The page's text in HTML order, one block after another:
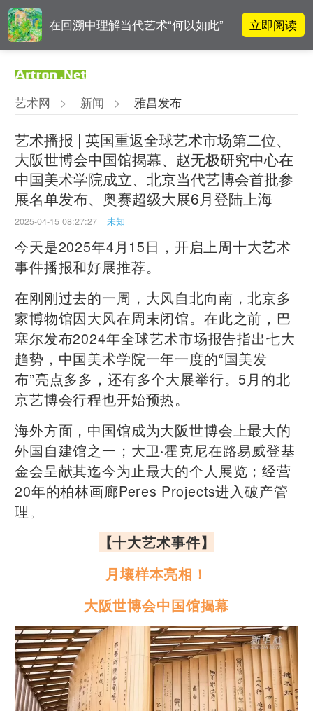
在回溯中理解当代艺术“何以如此” 立即阅读
为策展式艺术商业综合体？
李铁夫冯钢百领衔 作为群体的早期
粤籍留美艺术家
张瀚文：以物质媒介具象化精神世
界
立即阅读
艺术网 > 新闻 > 雅昌发布
艺术播报 | 英国重返全球艺术市场第二位、
大阪世博会中国馆揭幕、赵无极研究中心在
中国美术学院成立、北京当代艺博会首批参
展名单发布、奥赛超级大展6月登陆上海
2025-04-15 08:27:27 未知
今天是2025年4月15日，开启上周十大艺术
事件播报和好展推荐。
在刚刚过去的一周，大风自北向南，北京多
家博物馆因大风在周末闭馆。在此之前，巴
塞尔发布2024年全球艺术市场报告指出七大
趋势，中国美术学院一年一度的“国美发
布”亮点多多，还有多个大展举行。5月的北
京艺博会行程也开始预热。
海外方面，中国馆成为大阪世博会上最大的
外国自建馆之一；大卫‧霍克尼在路易威登基
金会呈献其迄今为止最大的个人展览；经营
20年的柏林画廊Peres Projects进入破产管
理。
【十大艺术事件】
月壤样本亮相！
大阪世博会中国馆揭幕